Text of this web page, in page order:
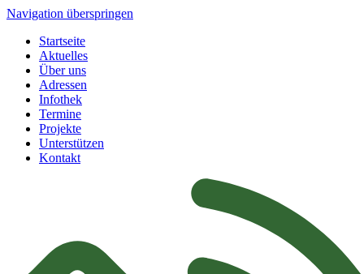
Navigation überspringen
Startseite
Aktuelles
Über uns
Adressen
Infothek
Termine
Projekte
Unterstützen
Kontakt